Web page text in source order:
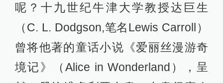
呢？十九世纪牛津大学教授达巨生
（C. L. Dodgson,笔名Lewis Carroll）
曾将他著的童话小说《爱丽丝漫游奇
境记》（Alice in Wonderland），呈